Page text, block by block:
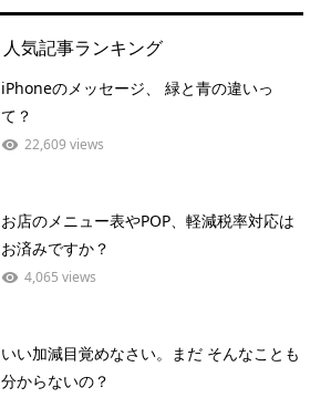
人気記事ランキング
iPhoneのメッセージ、 緑と青の違いっ
て？
22,609 views
お店のメニュー表やPOP、軽減税率対応は
お済みですか？
4,065 views
いい加減目覚めなさい。まだ そんなことも
分からないの？